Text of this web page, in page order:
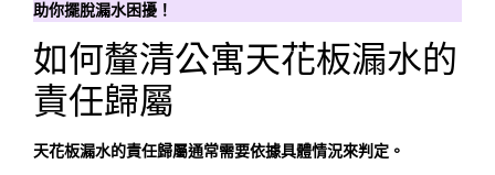
助你擺脫漏水困擾！
如何釐清公寓天花板漏水的
責任歸屬
天花板漏水的責任歸屬通常需要依據具體情況來判定。